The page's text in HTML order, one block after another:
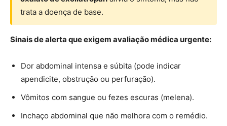
trata a doença de base.
Sinais de alerta que exigem avaliação médica urgente:
Dor abdominal intensa e súbita (pode indicar
apendicite, obstrução ou perfuração).
Vômitos com sangue ou fezes escuras (melena).
Inchaço abdominal que não melhora com o remédio.